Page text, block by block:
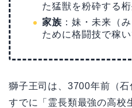
た猛獣を粉砕する
家族 ：妹・未来（
ために格闘技で稼
獅子王司は、3700年前（
すでに「霊長類最強の高校